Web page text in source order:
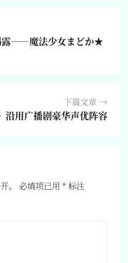
露——魔法少女まどか★
下篇文章
用广播剧豪华声优阵容
。 必填项已用 *标注